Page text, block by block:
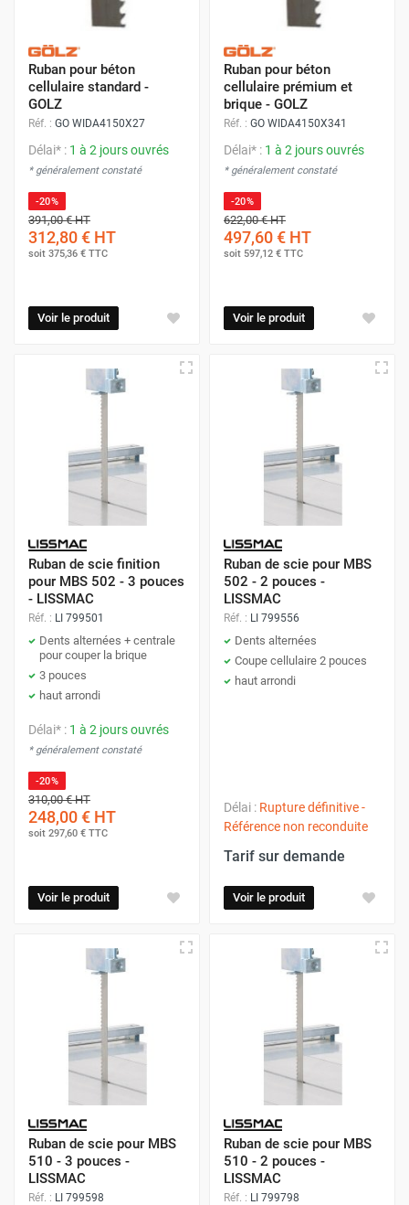
Ruban pour béton
cellulaire standard -
GOLZ
Réf. : GO WIDA4150X27
Délai* : 1 à 2 jours ouvrés
* généralement constaté
-20%
391,00 €HT
312,80 € HT
soit 375,36 € TTC
Voir le produit
Ruban pour béton
cellulaire prémium et
brique - GOLZ
Réf. : GO WIDA4150X341
Délai* : 1 à 2 jours ouvrés
* généralement constaté
-20%
622,00 €HT
497,60 € HT
soit 597,12 € TTC
Voir le produit
Ruban de scie finition
pour MBS 502 - 3 pouces
- LISSMAC
Réf. : LI 799501
Dents alternées + centrale
pour couper la brique
3 pouces
haut arrondi
Délai* : 1 à 2 jours ouvrés
* généralement constaté
-20%
310,00 €HT
248,00 € HT
soit 297,60 € TTC
Voir le produit
Ruban de scie pour MBS
502 - 2 pouces -
LISSMAC
Réf. : LI 799556
Dents alternées
Coupe cellulaire 2 pouces
haut arrondi
Délai : Rupture définitive -
Référence non reconduite
Tarif sur demande
Voir le produit
Ruban de scie pour MBS
510 - 3 pouces -
LISSMAC
Réf. : LI 799598
Ruban de scie pour MBS
510 - 2 pouces -
LISSMAC
Réf. : LI 799798